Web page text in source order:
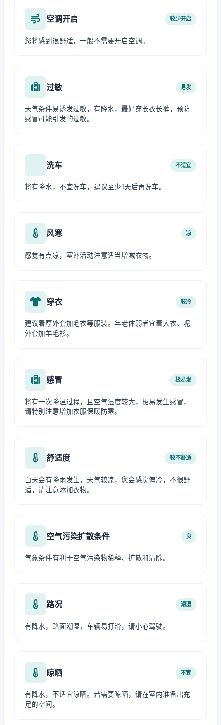
空调开启 较少开启
您将感到很舒适，一般不需要开启空调。
过敏 易发
天气条件易诱发过敏，有降水，最好穿长衣长裤，预防
感冒可能引发的过敏。
洗车 不适宜
将有降水，不宜洗车，建议至少1天后再洗车。
风寒 凉
感觉有点凉，室外活动注意适当增减衣物。
穿衣 较冷
建议着厚外套加毛衣等服装。年老体弱者宜着大衣、呢
外套加羊毛衫。
感冒 极易发
将有一次降温过程，且空气湿度较大，极易发生感冒，
请特别注意增加衣服保暖防寒。
舒适度 较不舒适
白天会有降雨发生，天气较凉，您会感觉偏冷，不很舒
适，请注意添加衣物。
空气污染扩散条件 良
气象条件有利于空气污染物稀释、扩散和清除。
路况 潮湿
有降水，路面潮湿，车辆易打滑，请小心驾驶。
晾晒 不宜
有降水，不适宜晾晒。若需要晾晒，请在室内准备出充
足的空间。